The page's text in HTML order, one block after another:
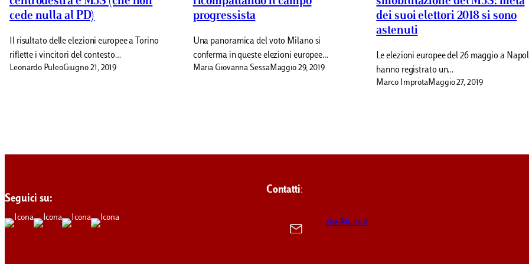
cede nulla al PD)
Il risultato delle elezioni europee a Torino
riflette i vincitori del contesto…
Leonardo PuleoGiugno 21, 2019
progressista
Una panoramica del voto Milano si
conferma in queste elezioni europee…
Maria Giovanna SessaMaggio 29, 2019
dei suoi elettori 2018 si sono
astenuti
Le elezioni europee del 26 maggio a
hanno registrato un…
Marco ImprotaMaggio 27, 2019
Seguici su:
Contatti:
cise@luiss.it